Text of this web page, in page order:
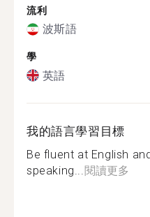
流利
波斯語
學
英語
我的語言學習目標
Be fluent at English
speaking... 閱讀更多